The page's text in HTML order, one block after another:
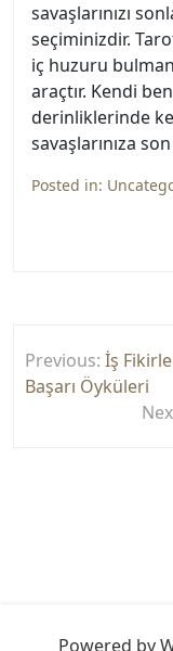
savaşlarınızı
seçiminizdir.
iç huzuru
araçtır. Kendi
derinliklerinde
savaşlarınıza
Posted in:
gezinmesi
Previous: İş
Başarı Öyküleri
Powered by